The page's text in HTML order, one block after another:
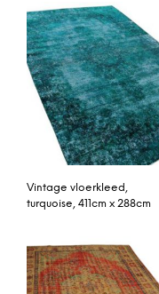
Vintage vloerkleed,
turquoise, 411cm x 288cm